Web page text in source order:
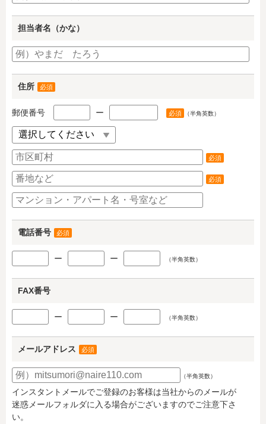
担当者名（かな）
住所 必須
郵便番号 ー 必須 （半角英数）
必須
必須
電話番号 必須
ー ー （半角英数）
FAX番号
ー ー （半角英数）
メールアドレス 必須
（半角英数）
インスタントメールでご登録のお客様は当社からのメールが
迷惑メールフォルダに入る場合がございますのでご注意下さ
い。